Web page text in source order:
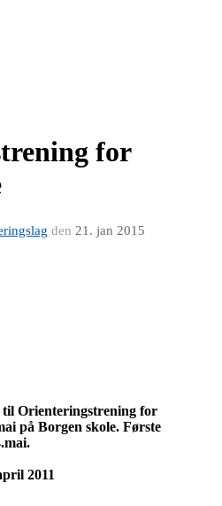
for
den 21. jan 2015
Orienteringstrening for
på Borgen skole. Første
2011